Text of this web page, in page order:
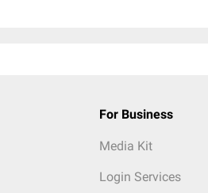
For Business
Media Kit
Login Services